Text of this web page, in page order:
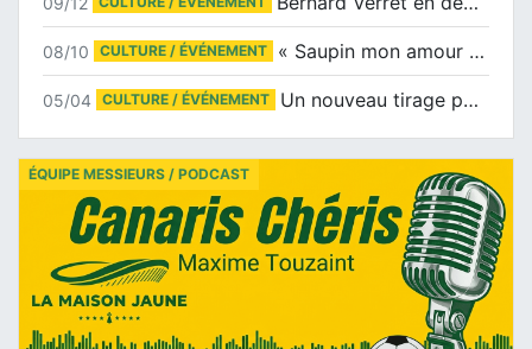
08/10 CULTURE / ÉVÉNEMENT « Saupin mon amour » au salon du livre de Trentemoult
05/04 CULTURE / ÉVÉNEMENT Un nouveau tirage pour le Docu-BD
ÉQUIPE MESSIEURS / PODCAST